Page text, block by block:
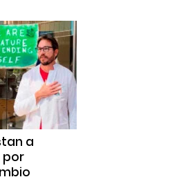
a
por